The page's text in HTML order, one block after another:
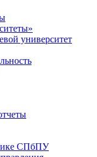
университет
СПбПУ